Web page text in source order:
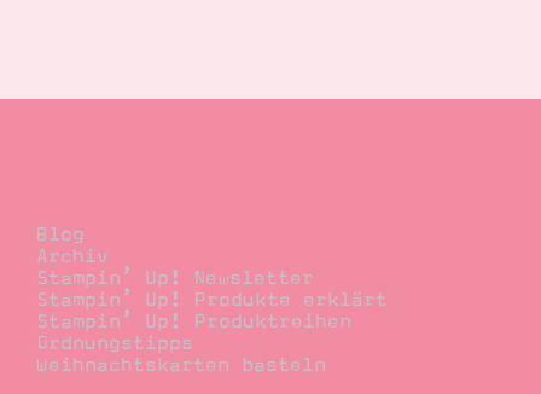
Blog
Archiv
Stampin’ Up! Newsletter
Stampin’ Up! Produkte erklärt
Stampin’ Up! Produktreihen
Ordnungstipps
Weihnachtskarten basteln